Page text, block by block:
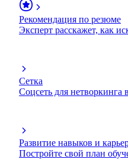
Рекомендация по резюме
Эксперт расскажет, как
Сетка
Соцсеть для
Развитие навыков и
Постройте свой план